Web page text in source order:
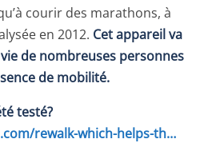
courir des marathons, à
en 2012. Cet appareil va
de nombreuses personnes
de mobilité.
testé?
rewalk-which-helps-th…